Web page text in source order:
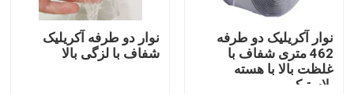
نوار آکریلیک دو طرفه
462 متری شفاف با
غلظت بالا با هسته
پلاستیکی
نوار دو طرفه آکریلیک
شفاف با لزگی بالا